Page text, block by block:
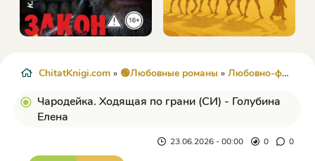
ChitatKnigi.com » 🟢Любовные романы » Любовно-фантастические романы
Чародейка. Ходящая по грани (СИ) - Голубина
Елена
23.06.2026 - 00:00 0 0